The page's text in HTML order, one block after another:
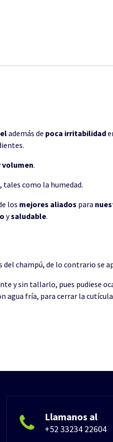
además de poca irritabilidad
volumen.
como la humedad.
los mejores aliados para
ysaludable.
champú, de lo contrario se
y sin tallarlo, pues pudiese
agua fría, para cerrar la
Llamanos al
+52 33234 22604